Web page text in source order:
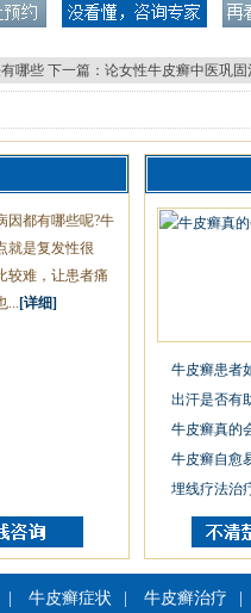
哪些 下一篇： 论女性牛皮癣中医巩
因都有哪些呢?牛
就是复发性很
较难，让患者痛
... [详细]
牛皮癣患者
出汗是否有
牛皮癣真的
牛皮癣自愈
埋线疗法治
牛皮癣症状 牛皮癣治疗